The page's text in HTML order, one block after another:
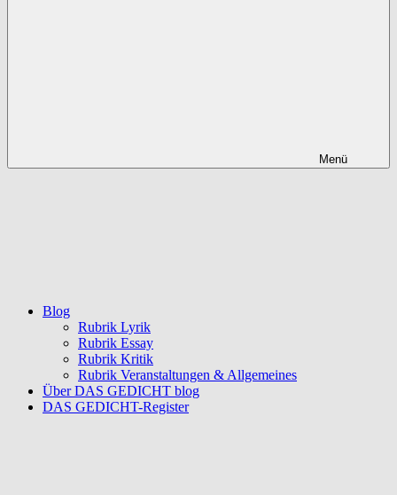
Menü
Blog
Rubrik Lyrik
Rubrik Essay
Rubrik Kritik
Rubrik Veranstaltungen & Allgemeines
Über DAS GEDICHT blog
DAS GEDICHT-Register